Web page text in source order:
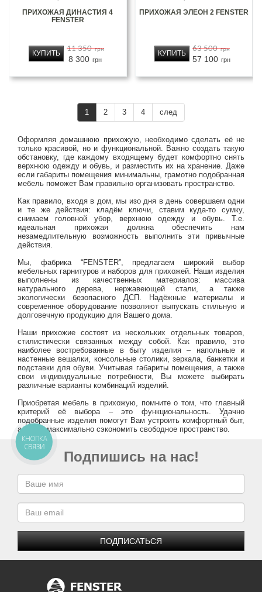
ПРИХОЖАЯ ДИНАСТИЯ 4
FENSTER
11 350 грн
8 300 грн
КУПИТЬ
ПРИХОЖАЯ ЭЛЕОН 2 FENSTER
63 500 грн
57 100 грн
КУПИТЬ
1 2 3 4 след
Оформляя домашнюю прихожую, необходимо сделать её не
только красивой, но и функциональной. Важно создать такую
обстановку, где каждому входящему будет комфортно снять
верхнюю одежду и обувь, и разместить их на хранение. Даже
если габариты помещения минимальны, грамотно подобранная
мебель поможет Вам правильно организовать пространство.
Как правило, входя в дом, мы изо дня в день совершаем одни
и те же действия: кладём ключи, ставим куда-то сумку,
снимаем головной убор, верхнюю одежду и обувь. Т.е.
идеальная прихожая должна обеспечить нам
незамедлительную возможность выполнить эти привычные
действия.
Мы, фабрика “FENSTER”, предлагаем широкий выбор
мебельных гарнитуров и наборов для прихожей. Наши изделия
выполнены из качественных материалов: массива
натурального дерева, нержавеющей стали, а также
экологически безопасного ДСП. Надёжные материалы и
современное оборудование позволяют выпускать стильную и
долговечную продукцию для Вашего дома.
Наши прихожие состоят из нескольких отдельных товаров,
стилистически связанных между собой. Как правило, это
наиболее востребованные в быту изделия – напольные и
настенные вешалки, консольные столики, зеркала, банкетки и
подставки для обуви. Учитывая габариты помещения, а также
свои индивидуальные потребности, Вы можете выбирать
различные варианты комбинаций изделий.
Приобретая мебель в прихожую, помните о том, что главный
критерий её выбора – это функциональность. Удачно
подобранные изделия помогут Вам устроить комфортный быт,
а также максимально сэкономить свободное пространство.
Подпишись на нас!
ПОДПИСАТЬСЯ
КНОПКА
СВЯЗИ